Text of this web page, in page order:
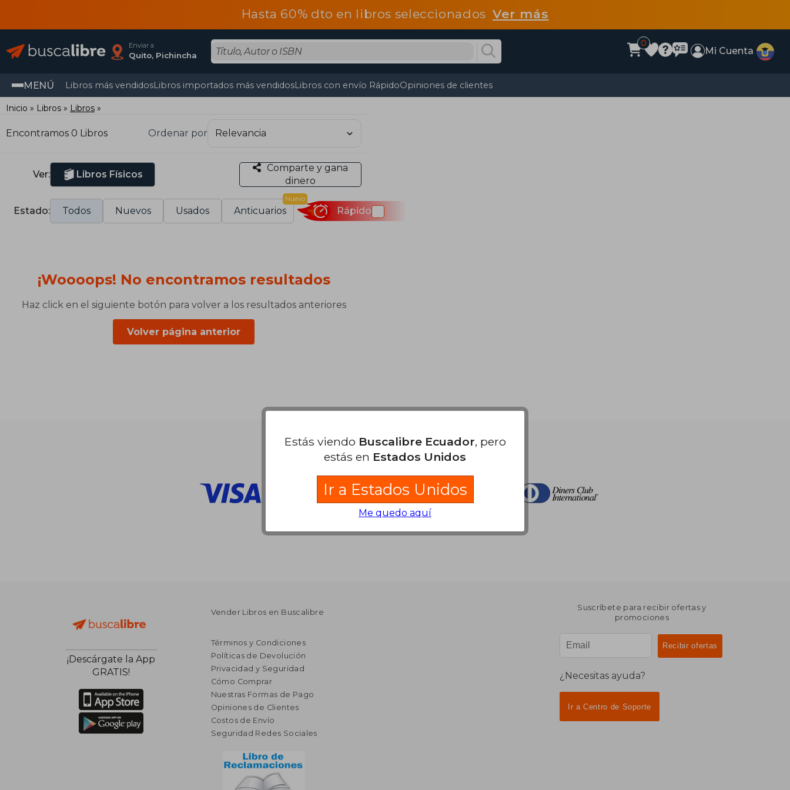
Hasta 60% dto en libros seleccionadosVer más
Enviar a
Quito, Pichincha
0
Mi Cuenta
MENÚ Libros más vendidosLibros importados más vendidosLibros con envío RápidoOpiniones de clientes
Inicio Libros Libros
Encontramos 0 Libros Ordenar por
Ver: Libros Físicos
Comparte y gana
dinero
Estado: Todos Nuevos Usados Anticuarios
Nuevo
Rápido
¡Woooops! No encontramos resultados
Haz click en el siguiente botón para volver a los resultados anteriores
Volver página anterior
Nuestras Formas de Pago
¡Descárgate la App
GRATIS!
Vender Libros en Buscalibre
Términos y Condiciones
Políticas de Devolución
Privacidad y Seguridad
Cómo Comprar
Nuestras Formas de Pago
Opiniones de Clientes
Costos de Envío
Seguridad Redes Sociales
Suscríbete para recibir ofertas y
promociones
¿Necesitas ayuda?
Ir a Centro de Soporte
Estás viendo Buscalibre Ecuador, pero
estás en Estados Unidos
Ir a Estados Unidos
Me quedo aquí